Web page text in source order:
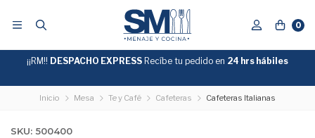
0
GRATIS
SOBRE
¡¡RM!! DESPACHO EXPRESS Recíbe tu pedido en 24 hrs hábiles
Inicio Mesa Te y Café Cafeteras Cafeteras Italianas
SKU: 500400